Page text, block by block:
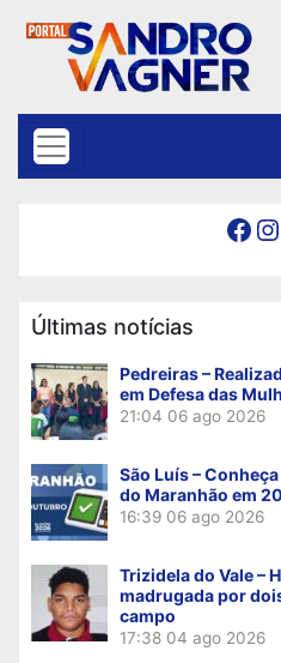
Facebook Instagram
Últimas notícias
Pedreiras –
em Defesa das
21:04 06 ago 2026
São Luís –
do Maranhão em
16:39 06 ago 2026
Trizidela do Vale –
madrugada por
campo
17:38 04 ago 2026